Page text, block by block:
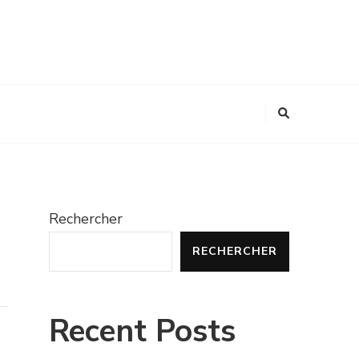
Rechercher
RECHERCHER
Recent Posts